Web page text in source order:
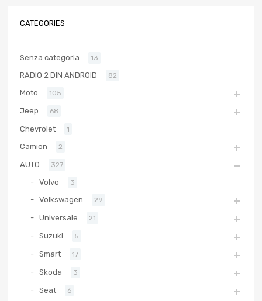
CATEGORIES
Senza categoria 13
RADIO 2 DIN ANDROID 82
Moto 105
Jeep 68
Chevrolet 1
Camion 2
AUTO 327
Volvo 3
Volkswagen 29
Universale 21
Suzuki 5
Smart 17
Skoda 3
Seat 6